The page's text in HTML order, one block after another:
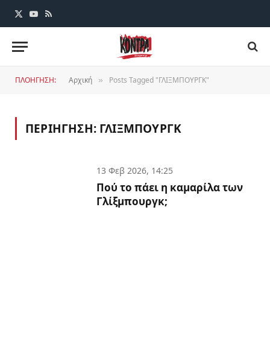
X
YouTube
RSS
ΠΛΟΗΓΗΣΗ: Αρχική » Posts Tagged "ΓΛΙΞΜΠΟΥΡΓΚ"
ΠΕΡΙΗΓΗΣΗ: ΓΛΙΞΜΠΟΥΡΓΚ
13 Φεβ 2026, 14:25
Πού το πάει η καμαρίλα των
Γλίξμπουργκ;